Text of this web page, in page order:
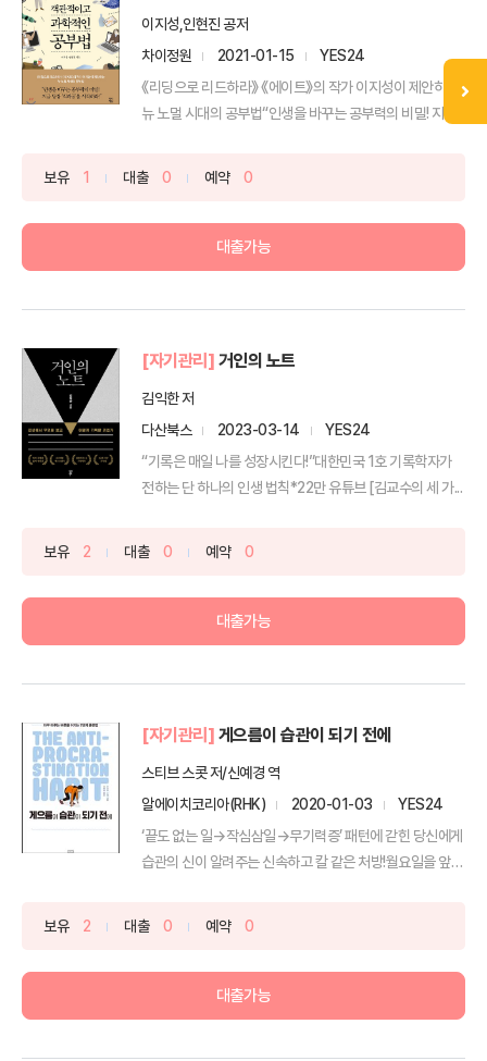
이지성,인현진 공저
차이정원
2021-01-15
YES24
《리딩으로 리드하라》 《에이트》의 작가 이지성이 제안하는
뉴 노멀 시대의 공부법“인생을 바꾸는 공부력의 비밀! 지금
보유 1 대출 0 예약 0
대출가능
[자기관리] 거인의 노트
김익한 저
다산북스
2023-03-14
YES24
“기록은 매일 나를 성장시킨다!”대한민국 1호 기록학자가
전하는 단 하나의 인생 법칙*22만 유튜브 [김교수의 세 가...
보유 2 대출 0 예약 0
대출가능
[자기관리] 게으름이 습관이 되기 전에
스티브 스콧 저/신예경 역
알에이치코리아(RHK)
2020-01-03
YES24
‘끝도 없는 일→작심삼일→무기력증’ 패턴에 갇힌 당신에게
습관의 신이 알려주는 신속하고 칼 같은 처방!월요일을 앞두
보유 2 대출 0 예약 0
대출가능